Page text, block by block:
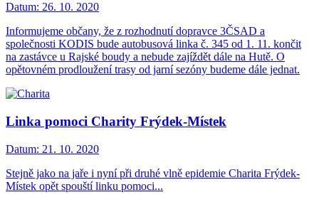
Datum: 26. 10. 2020
Informujeme občany, že z rozhodnutí dopravce 3ČSAD a
společnosti KODIS bude autobusová linka č. 345 od 1. 11. končit
na zastávce u Rajské boudy a nebude zajíždět dále na Hutě. O
opětovném prodloužení trasy od jarní sezóny budeme dále jednat.
Linka pomoci Charity Frýdek-Místek
Datum: 21. 10. 2020
Stejně jako na jaře i nyní při druhé vlně epidemie Charita Frýdek-
Místek opět spouští linku pomoci...